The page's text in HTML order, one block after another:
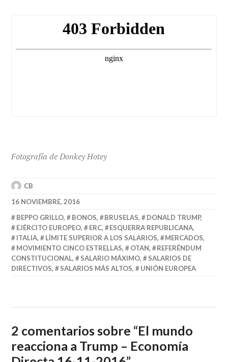
Fotografía de Donkey Hotey
CB
16 NOVIEMBRE, 2016
BEPPO GRILLO, BONOS, BRUSELAS, DONALD TRUMP,
EJÉRCITO EUROPEO, ERC, ESQUERRA REPUBLICANA,
ITALIA, LÍMITE SUPERIOR A LOS SALARIOS, MERCADOS,
MOVIMIENTO CINCO ESTRELLAS, OTAN,
REFERÉNDUM
CONSTITUCIONAL, SALARIO MÁXIMO,
SALARIOS DE
DIRECTIVOS, SALARIOS MÁS ALTOS, UNIÓN EUROPEA
2 comentarios sobre “El mundo
reacciona a Trump – Economía